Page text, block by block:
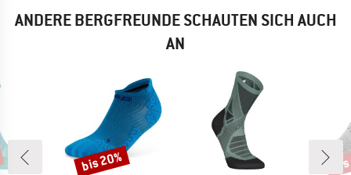
ANDERE BERGFREUNDE SCHAUTEN SICH AUCH
AN
Rabatt
bis 20%